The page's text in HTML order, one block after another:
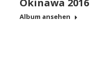
Okinawa 2016
Album ansehen